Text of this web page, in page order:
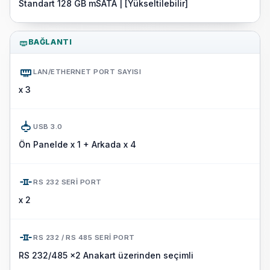
Standart 128 GB mSATA | [Yükseltilebilir]
BAĞLANTI
LAN/ETHERNET PORT SAYISI
x 3
USB 3.0
Ön Panelde x 1 + Arkada x 4
RS 232 SERI PORT
x 2
RS 232 / RS 485 SERI PORT
RS 232/485 x2 Anakart üzerinden seçimli